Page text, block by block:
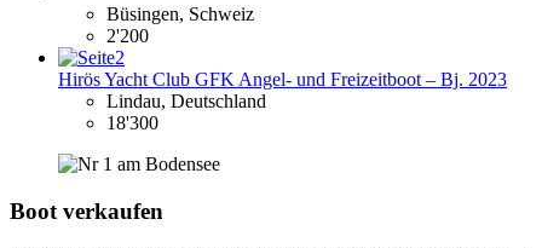
Büsingen, Schweiz
2'200
Hirös Yacht Club GFK Angel- und Freizeitboot – Bj. 2023
Lindau, Deutschland
18'300
Boot verkaufen